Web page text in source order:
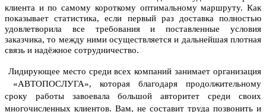
клиента и по самому короткому оптимальному маршруту. Как
показывает статистика, если первый раз доставка полностью
удовлетворила все требования и поставленные условия
заказчика, то между ними осуществляется и дальнейшая плотная
связь и надёжное сотрудничество.
Лидирующее место среди всех компаний занимает организация
«АВТОПОСЛУГА», которая благодаря продолжительному
сроку работы завоевала большой авторитет среди своих
многочисленных клиентов. Вам, не составит труда позвонить и